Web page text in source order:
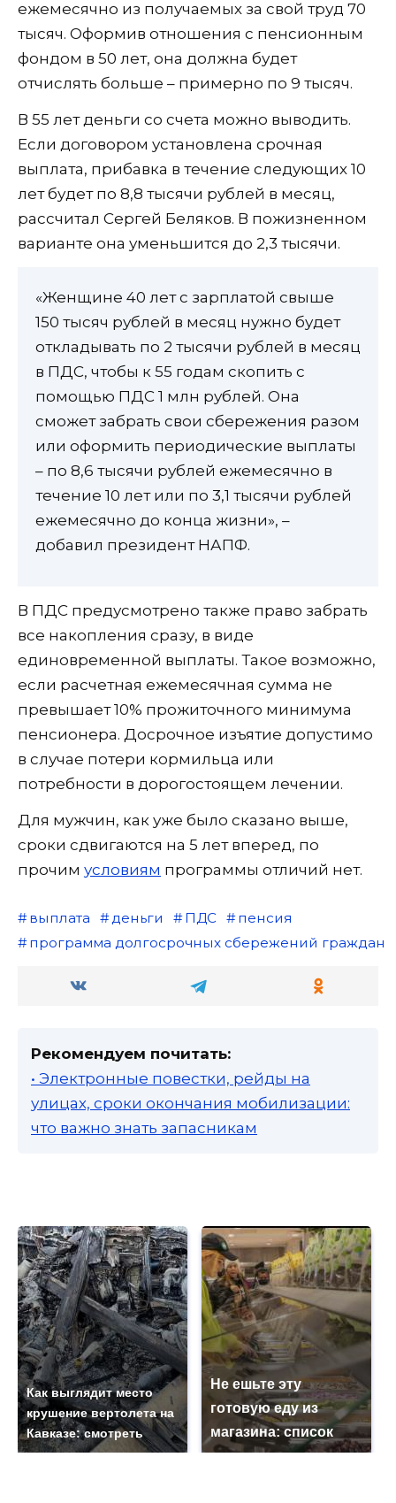
ежемесячно из получаемых за свой труд 70
тысяч. Оформив отношения с пенсионным
фондом в 50 лет, она должна будет
отчислять больше – примерно по 9 тысяч.
В 55 лет деньги со счета можно выводить.
Если договором установлена срочная
выплата, прибавка в течение следующих 10
лет будет по 8,8 тысячи рублей в месяц,
рассчитал Сергей Беляков. В пожизненном
варианте она уменьшится до 2,3 тысячи.
«Женщине 40 лет с зарплатой свыше
150 тысяч рублей в месяц нужно будет
откладывать по 2 тысячи рублей в месяц
в ПДС, чтобы к 55 годам скопить с
помощью ПДС 1 млн рублей. Она
сможет забрать свои сбережения разом
или оформить периодические выплаты
– по 8,6 тысячи рублей ежемесячно в
течение 10 лет или по 3,1 тысячи рублей
ежемесячно до конца жизни», –
добавил президент НАПФ.
В ПДС предусмотрено также право забрать
все накопления сразу, в виде
единовременной выплаты. Такое возможно,
если расчетная ежемесячная сумма не
превышает 10% прожиточного минимума
пенсионера. Досрочное изъятие допустимо
в случае потери кормильца или
потребности в дорогостоящем лечении.
Для мужчин, как уже было сказано выше,
сроки сдвигаются на 5 лет вперед, по
прочим условиям программы отличий нет.
выплата деньги ПДС
пенсия
программа долгосрочных сбережений граждан
Рекомендуем почитать:
• Электронные повестки, рейды на
улицах, сроки окончания мобилизации:
что важно знать запасникам
Как выглядит место
крушение вертолета на
Кавказе: смотреть
Не ешьте эту
готовую еду из
магазина: список